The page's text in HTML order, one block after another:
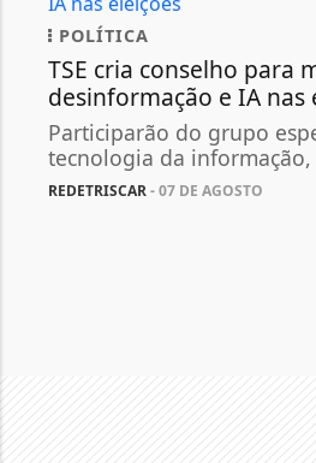
POLÍTICA
TSE cria conselho para
desinformação e IA nas
Participarão do grupo
tecnologia da
REDETRISCAR- 07 DE AGOSTO